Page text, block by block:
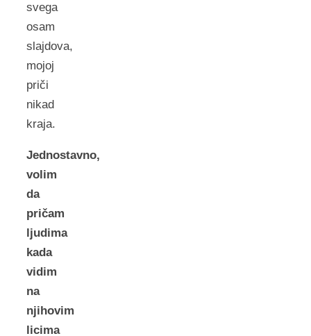
svega
osam
slajdova,
mojoj
priči
nikad
kraja.
Jednostavno,
volim
da
pričam
ljudima
kada
vidim
na
njihovim
licima